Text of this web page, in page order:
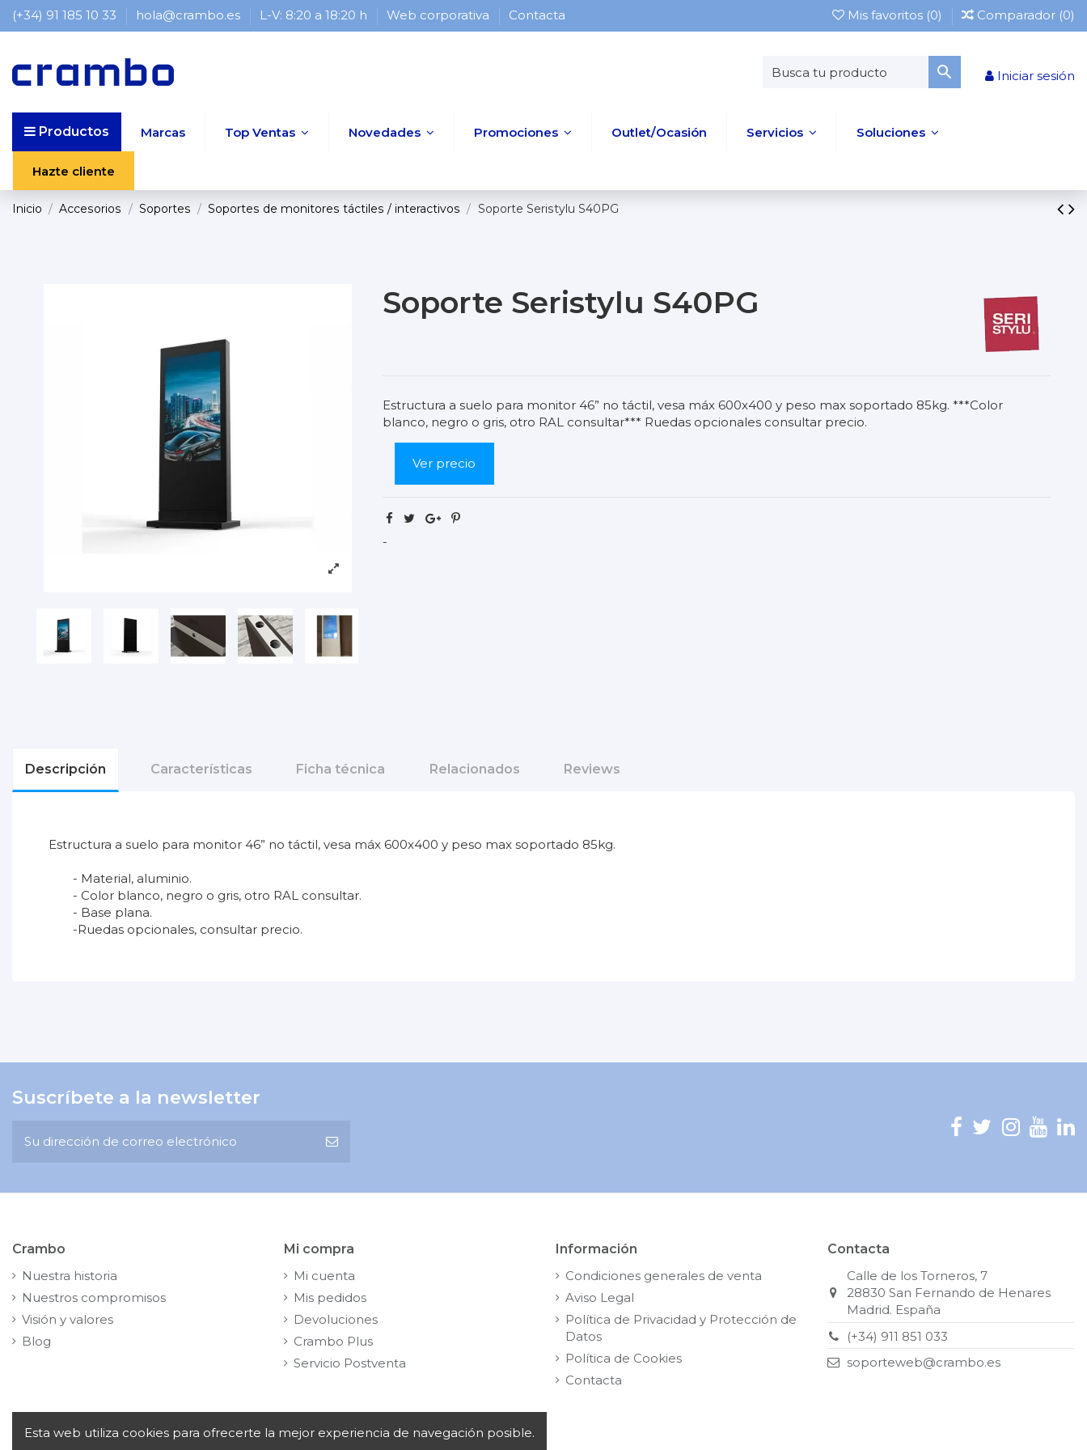
(+34) 91 185 10 33 hola@crambo.es L-V: 8:20 a 18:20 h Web corporativa Contacta Mis favoritos (0) Comparador (0)
Iniciar sesión
Productos Marcas Top Ventas Novedades Promociones Outlet/Ocasión Servicios Soluciones
Hazte cliente
Inicio Accesorios Soportes Soportes de monitores táctiles / interactivos Soporte Seristylu S40PG
Soporte Seristylu S40PG
Estructura a suelo para monitor 46” no táctil, vesa máx 600x400 y peso max soportado 85kg. ***Color
blanco, negro o gris, otro RAL consultar*** Ruedas opcionales consultar precio.
Ver precio
-
Descripción Características Ficha técnica Relacionados Reviews
Estructura a suelo para monitor 46” no táctil, vesa máx 600x400 y peso max soportado 85kg.
- Material, aluminio.
- Color blanco, negro o gris, otro RAL consultar.
- Base plana.
-Ruedas opcionales, consultar precio.
Suscríbete a la newsletter
Crambo
Nuestra historia
Nuestros compromisos
Visión y valores
Blog
Mi compra
Mi cuenta
Mis pedidos
Devoluciones
Crambo Plus
Servicio Postventa
Información
Condiciones generales de venta
Aviso Legal
Política de Privacidad y Protección de
Datos
Política de Cookies
Contacta
Contacta
Calle de los Torneros, 7
28830 San Fernando de Henares
Madrid. España
(+34) 911 851 033
soporteweb@crambo.es
Esta web utiliza cookies para ofrecerte la mejor experiencia de navegación posible.